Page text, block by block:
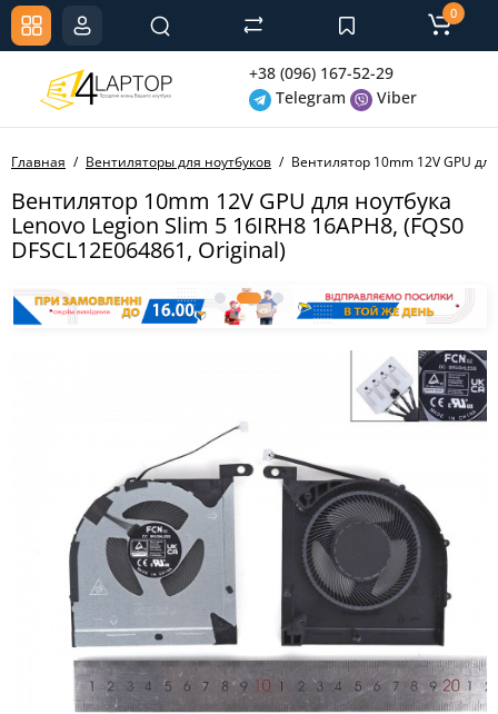
+38 (096) 167-52-29
Telegram
Viber
0
Главная Вентиляторы для ноутбуков Вентилятор 10mm 12V GPU
Вентилятор 10mm 12V GPU для ноутбука
Lenovo Legion Slim 5 16IRH8 16APH8, (FQS0
DFSCL12E064861, Original)